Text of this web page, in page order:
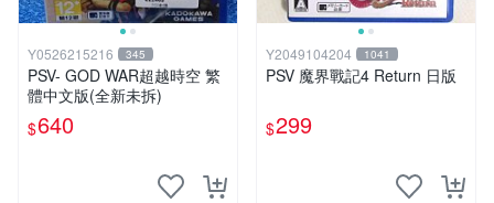
Y0526215216 345
PSV- GOD WAR超越時空 繁
體中文版(全新未拆)
$640
Y2049104204 1041
PSV 魔界戰記4 Return 日版
$299